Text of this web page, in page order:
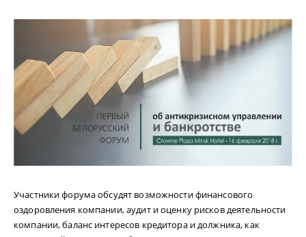
Участники форума обсудят возможности финансового
оздоровления компании, аудит и оценку рисков деятельности
компании, баланс интересов кредитора и должника, как